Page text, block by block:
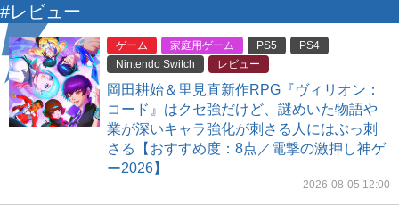
#レビュー
ゲーム 家庭用ゲーム PS5
PS4
Nintendo Switch
レビュー
岡田耕始＆里見直新作RPG『ヴィリオン：
コード』はクセ強だけど、謎めいた物語や
業が深いキャラ強化が刺さる人にはぶっ刺
さる【おすすめ度：8点／電撃の激押し神ゲ
ー2026】
2026-08-05 12:00